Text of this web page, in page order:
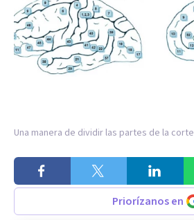
Una manera de dividir las partes de la
Priorízanos en